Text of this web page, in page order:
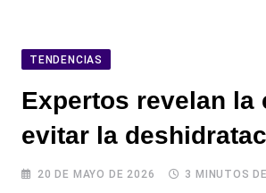
TENDENCIAS
Expertos revelan la
evitar la
20 DE MAYO DE 2026 3 MINUTOS